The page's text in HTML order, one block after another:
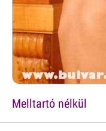
Melltartó nélkül